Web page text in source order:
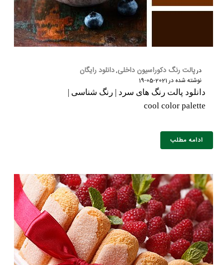
درپالت رنگ دکوراسیون داخلی,دانلود رایگان
نوشته شده در2021-05-19
دانلود پالت رنگ های سرد | رنگ شناسی |
cool color palette
ادامه مطلب